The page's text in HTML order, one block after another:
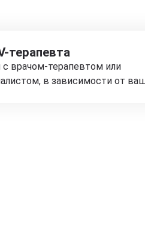
терапевта
с врачом-терапевтом или
в зависимости от